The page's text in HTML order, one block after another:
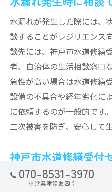
水漏れが発生した際には、
談することがレジリエンス
談先には、神戸市水道修繕
者、自治体の生活相談窓口
急性が高い場合は水道修繕
設備の不具合や経年劣化に
に依頼するのが一般的です
二次被害を防ぎ、安心して
神戸市水道修繕受付
神戸市水道修繕受付センタ
070-8531-3970
※営業電話お困り